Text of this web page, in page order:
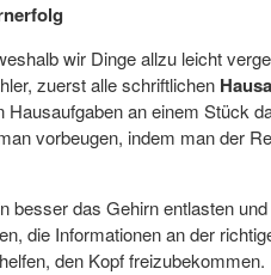
wir Dinge allzu leicht
zuerst alle schriftlichen
an einem Stück
vorbeugen, indem man der
besser das Gehirn entlasten
die Informationen an der
den Kopf freizubekommen.